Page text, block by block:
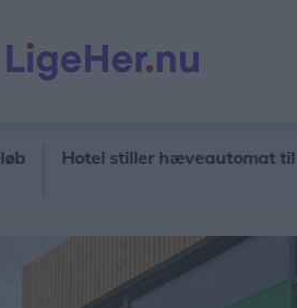
Hotel stiller hæveautomat til